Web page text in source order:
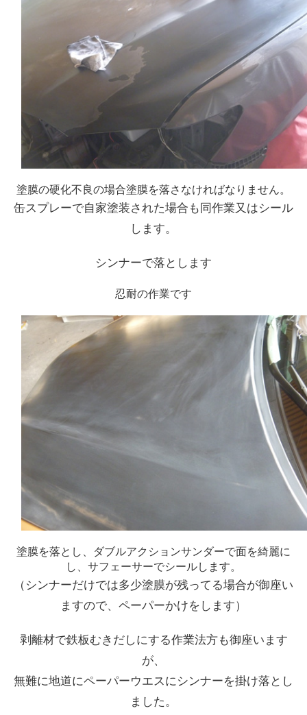
塗膜の硬化不良の場合塗膜を落さなければなりません。
缶スプレーで自家塗装された場合も同作業又はシール
します。
シンナーで落とします
忍耐の作業です
塗膜を落とし、ダブルアクションサンダーで面を綺麗に
し、サフェーサーでシールします。
（シンナーだけでは多少塗膜が残ってる場合が御座い
ますので、ペーパーかけをします）
剥離材で鉄板むきだしにする作業法方も御座います
が、
無難に地道にペーパーウエスにシンナーを掛け落とし
ました。